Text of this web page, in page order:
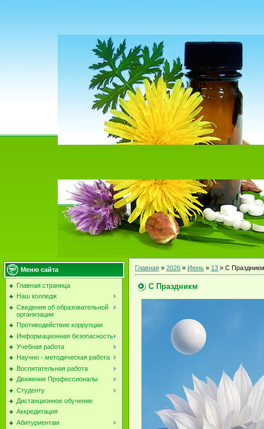
Меню сайта
Главная страница
Наш колледж
Сведения об образовательной
организации
Противодействие коррупции
Информационная безопасность
Учебная работа
Научно - методическая работа
Воспитательная работа
Движение Профессионалы
Студенту
Дистанционное обучение
Аккредитация
Абитуриентам
Главная » 2026 » Июнь » 13 » С Праздникм
С Праздникм